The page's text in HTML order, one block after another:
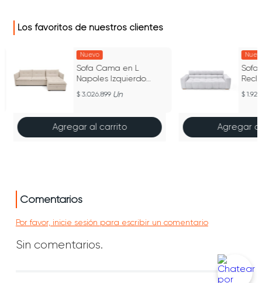
Los favoritos de nuestros clientes
Nuevo
Sofa Cama en L
Napoles Izquierdo
269x146x80 con Baul
Tela Trigo
3.026.899 Un
Agregar al carrito
Sofa
Tela
Agregar
Comentarios
Por favor, inicie sesión para escribir un comentario
Sin comentarios.